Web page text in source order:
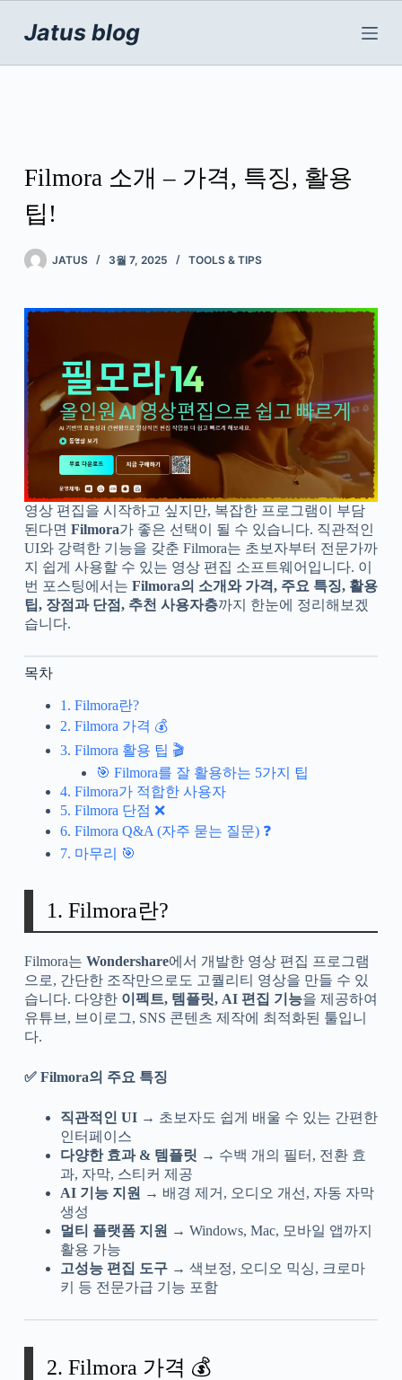
로
Jatus blog
Filmora 소개 – 가격, 특징, 활용
팁!
JATUS 3월 7, 2025 TOOLS & TIPS
영상 편집을 시작하고 싶지만, 복잡한 프로그램이 부담
된다면 Filmora가 좋은 선택이 될 수 있습니다. 직관적인
UI와 강력한 기능을 갖춘 Filmora는 초보자부터 전문가까
지 쉽게 사용할 수 있는 영상 편집 소프트웨어입니다. 이
번 포스팅에서는 Filmora의 소개와 가격, 주요 특징, 활용
팁, 장점과 단점, 추천 사용자층까지 한눈에 정리해보겠
습니다.
목차
1. Filmora란?
2. Filmora 가격 💰
3. Filmora 활용 팁 🎬
🎯 Filmora를 잘 활용하는 5가지 팁
4. Filmora가 적합한 사용자
5. Filmora 단점 ❌
6. Filmora Q&A (자주 묻는 질문) ❓
7. 마무리 🎯
1. Filmora란?
Filmora는 Wondershare에서 개발한 영상 편집 프로그램
으로, 간단한 조작만으로도 고퀄리티 영상을 만들 수 있
습니다. 다양한 이펙트, 템플릿, AI 편집 기능을 제공하여
유튜브, 브이로그, SNS 콘텐츠 제작에 최적화된 툴입니
다.
✅ Filmora의 주요 특징
직관적인 UI→ 초보자도 쉽게 배울 수 있는 간편한
인터페이스
다양한 효과 & 템플릿 → 수백 개의 필터, 전환 효
과, 자막, 스티커 제공
AI 기능 지원 → 배경 제거, 오디오 개선, 자동 자막
생성
멀티 플랫폼 지원 → Windows, Mac, 모바일 앱까지
활용 가능
고성능 편집 도구→ 색보정, 오디오 믹싱, 크로마
키 등 전문가급 기능 포함
2. Filmora 가격 💰